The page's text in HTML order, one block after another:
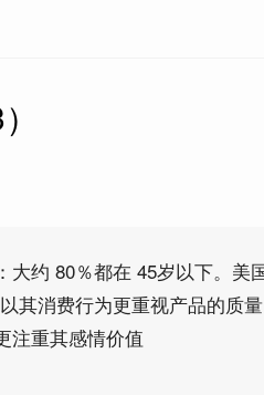
约 80％都在 45岁以下。美
其消费行为更重视产品的质
注重其感情价值